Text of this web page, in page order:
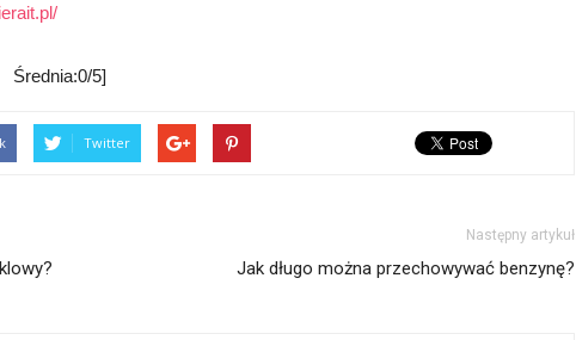
Średnia:0/5]
Twitter
Następny artykuł
Jak długo można przechowywać benzynę?